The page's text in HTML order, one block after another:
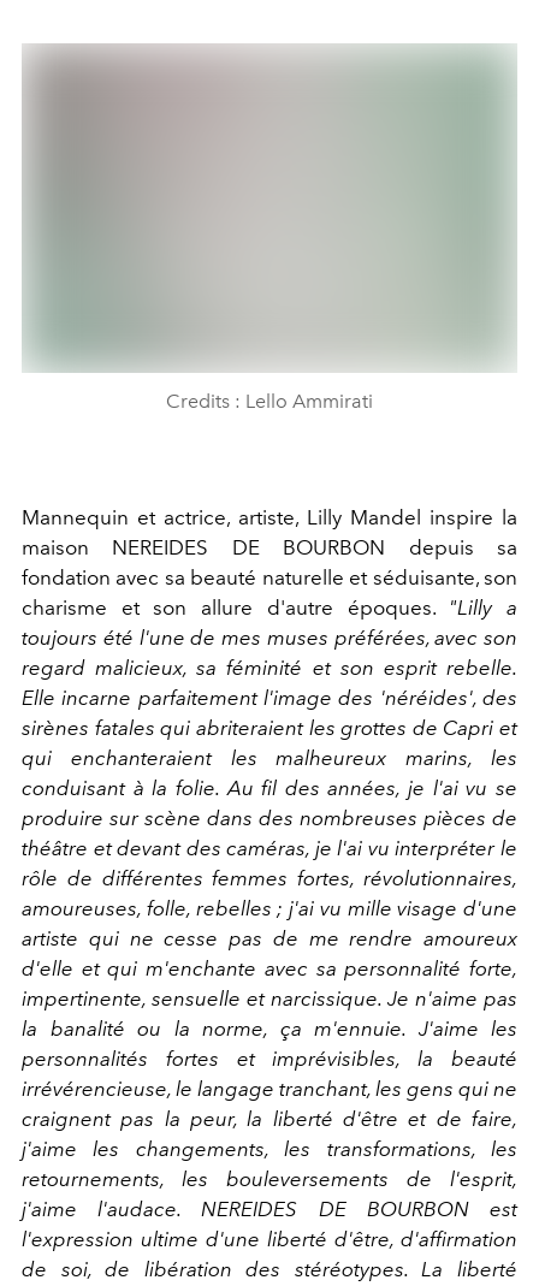
Credits : Lello Ammirati
Mannequin et actrice, artiste, Lilly Mandel inspire la
maison NEREIDES DE BOURBON depuis sa
fondation avec sa beauté naturelle et séduisante, son
charisme et son allure d'autre époques. "Lilly a
toujours été l'une de mes muses préférées, avec son
regard malicieux, sa féminité et son esprit rebelle.
Elle incarne parfaitement l'image des 'néréides', des
sirènes fatales qui abriteraient les grottes de Capri et
qui enchanteraient les malheureux marins, les
conduisant à la folie. Au fil des années, je l'ai vu se
produire sur scène dans des nombreuses pièces de
théâtre et devant des caméras, je l'ai vu interpréter le
rôle de différentes femmes fortes, révolutionnaires,
amoureuses, folle, rebelles ; j'ai vu mille visage d'une
artiste qui ne cesse pas de me rendre amoureux
d'elle et qui m'enchante avec sa personnalité forte,
impertinente, sensuelle et narcissique. Je n'aime pas
la banalité ou la norme, ça m'ennuie. J'aime les
personnalités fortes et imprévisibles, la beauté
irrévérencieuse, le langage tranchant, les gens qui ne
craignent pas la peur, la liberté d'être et de faire,
j'aime les changements, les transformations, les
retournements, les bouleversements de l'esprit,
j'aime l'audace. NEREIDES DE BOURBON est
l'expression ultime d'une liberté d'être, d'affirmation
de soi, de libération des stéréotypes. La liberté